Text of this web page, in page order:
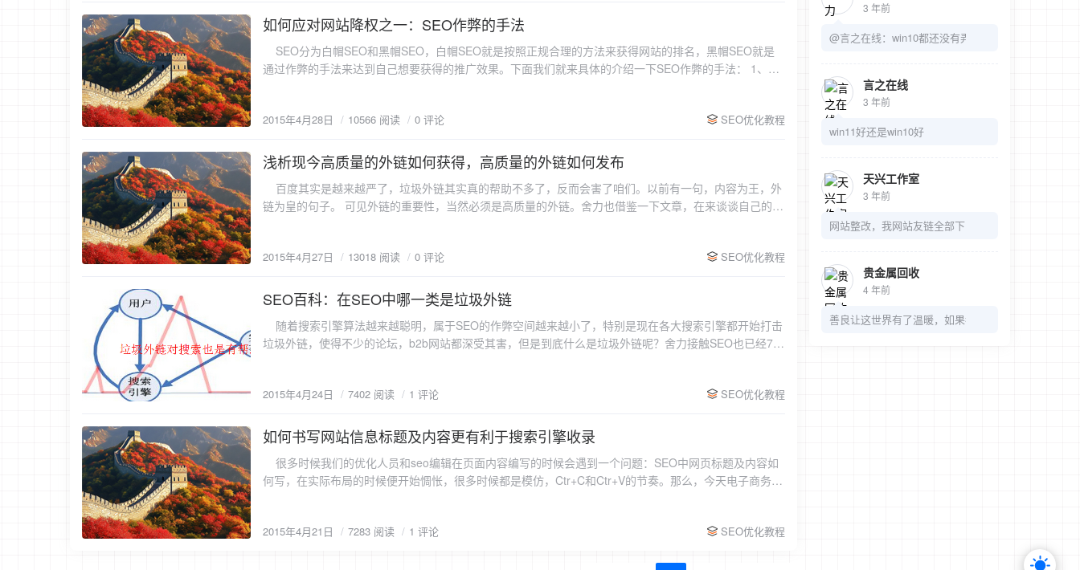
竞争对手的网站上寻找关键词：如果再无法想出关键词，那么不妨去同行竞争对手的网站寻找合适的关键
词；这里有一些关键词分析工具可以帮我们自动分析出这些扩展关键词。 10、各大搜索引擎拓展的关
键词：我们还可从搜索引擎搜索框和底部的相关搜索或则阿里巴巴里面同类产品的相关搜索里找合适的关
键词。
这些外链多数都是自动发布的，内容质量都十分低下，会被搜索引擎当成是垃圾外链从而导致网站降权。
链接代码。搜索引擎会将此视为是站长自己添加的友情链接，从而惩罚网站。这些恶意友情链接代码可以
在网站源文件里查找。 网站优化过度——一些站长急功近利，想迅速实现关键词排名，就会对网站进行
用黑帽SEO作弊（《如何应对网站降权之一：SEO作弊的手法》已经讲过作弊的方法了） 2、网站降权的
应对策略 一旦发现网站降权，我们不要惊慌失措，要冷静下来分析原因，然后再制定出合理的应对措施。
想想网站被降权前做了一些什么变动，是否有进行过改版，是否改写过TITLE标签。如果是因为进行了这
些改动而导致被降权，也不要再改回来，因为再改一次就意味着再变动一次，变动次数越多，搜索引擎越
反感。因此，从这次改动起网站就从此固定下来，不要再进行任何改动，可以将网站当成新的站点从新开
多，如果有这种情况，就撤销过度优化的一部分。先别再急着往文章里插入关键词和链接，先取消这些，
过SEO作弊行为，包括采集文章，大量的发布垃圾外链等等，如果有，赶紧将这些作弊行为撤消。 检
查网站挂马和非法广告问题——如果没有进行作弊，也没有过度优化，那么需要检查挂马和非法广告问
题，发现了就及时取消。不要添加一些和网站内容格格不入的信息广告，保持网站的整洁性和干净性，检
查网站程序是否有漏洞，如有漏洞，赶紧要程序员修补。我们以排除法将以上这些可能导致网站降权的行
外链。在惩罚期间，肯定很少人会愿意和我们交换友情链接，这时候我们只能发布其他高质量的链接方
工作以后，我们就只能静观其变等待百度重新收录。百度重新恢复时间不定，有可能个把月以后就恢复，
也有可能半年甚至一年都无法恢复。 所以还是应当防患于未然，不要为了早点实现效果而采用一些非正
常的手段，这样只会欲速不达，得不偿失。 相关阅读： 如何应对网站降权之一：SEO作弊的手法 如何应
对网站降权之二：网站的降权表现 如何应对网站降权之三：网站降权的原因及应对策略
中性的大幅度下降这就有降权的可能了。关键词排名平日里在搜索引擎上小幅度浮动是正常的，比如我原
本排名在首页的关键词掉到了第二页或则第三页，但是这种情况在所有关键词排名中出现的不多那就没有
关系。但是若十个上线的关键词里有七八个一下子从首页掉到了十几页之后或者消失不见，那么就有降权
的嫌疑了。 2、网站无收录或者收录大幅度减少——收录量也是衡量网站优化效果的重要因素之一。当
页面网址旁边的时间就是拍下照片的时间，相当于我们拍照片时显示在照片上的时间一样。权重高的网站
七天之隔。当搜索引擎数据缓存过慢的时候快照也有可能两三星期才更新，如果在其他排名和收录无变化
不在首页——我们之前有讲过，查询网站是否有在搜索引擎中收录的的方法就是在搜索框里输入（site:+域
名），正常情况下，网站首页肯定是在收录页面的第一位的。如果首页不在第一位就要考虑网站是否被搜
是抓住这几点基本就能断定网站被降权了。就像我们感冒，感冒有多种症状，但抓住主要几点症状就能确
定是感冒了。 相关阅读： 如何应对网站降权之一：SEO作弊的手法 如何应对网站降权之二：网站的降权
2015-4-28
如何应对网站降权之一：SEO作弊的手法
SEO分为白帽SEO和黑帽SEO，白帽SEO就是按照正规合理的方法来获得网站的排名，黑帽SEO就是
通过作弊的手法来达到自己想要获得的推广效果。下面我们就来具体的介绍一下SEO作弊的手法： 1、关
签、图片的alt属性中重复放入大量关键词；在网页页脚部分摆放上多个与之相关的目标关键词或者长尾关
页，目的是希望这些以不同关键词为目标的桥页在搜索引擎中得到好的排名。 通常是用软件自动生成大
量包含关键词的网页，然后从这些网页做自动转向到主页。目的是希望这些以不同关键词为目标的桥页在
搜索引擎中得到好的排名。当用户点击搜索结果的时候，会自动转到主页。有的时候是在桥页上放上一个
通往主页的链接，而不自动转向。 大部分情况下，这些桥页都是由软件生成的。你可以想象，生成的文
到。 常用手段：超小字号的文字；与背景同样颜色的文字；放在评论标签当中的文字；放在表格input
隐藏文字相似，但是区别是把关键词放在链接里面，而这个链接也是用户所看不到的。 5、隐藏页面
擎，网页就返回经过优化的网页版本。如果来访的是普通人，返回的是另外一个版本。 这种作弊方式，
通常用户无法发现。因为一旦你的浏览器去看这个网页，无论是在页面上还是在HTML源文件中，你所得
（deceptive redirects） 把用户访问的入口页面重定向至一个内容完全不同的页面，主要目的在于提升
目标网页的流量。 7、链接作弊（link buying） 购买链接：虽然在其他网站买广告是很正常的一件事，
作弊手段。在怎样区别正常广告和作弊手段之间有一个很模糊的界限。但是这样做的人自己心里很清楚。
如果你的网站被认为是通过购买链接来作弊，也没办法去和搜索引擎去争辩。因为搜索引擎的决定就是最
后的决定。当然更严重的是，如果你的网站是出卖链接的那个网站，你的麻烦就更大了。 链接工厂(link
面它可得到来自该系统中所有网页的链接，同时作为交换它需要“奉献”自己的链接，籍此方法来提升链接
还是无意，“链接工厂”中的所有站点都难逃干系。 交叉链接：大量的交叉着去交换链接，这样的后果就
2015年4月28日 10566 阅读 0 评论 SEO优化教程
2015-4-27
浅析现今高质量的外链如何获得，高质量的外链如何发布
百度其实是越来越严了，垃圾外链其实真的帮助不多了，反而会害了咱们。以前有一句，内容为王，外
链为皇的句子。 可见外链的重要性，当然必须是高质量的外链。舍力也借鉴一下文章，在来谈谈自己的感
定不会通过的，如果是原创的还没有通过，那就看看文章的内容吧。开博客也算是练习自己写作功底的一
稿是个很好的方法。 2、外链的广泛性和相关性。 先说相关性吧，我们首先要做的是找相关行业的地方
找外链，如果咱是网络的博客，我去卖五金的网站弄外链，这样外链的质量肯定要打折扣的，上面说的是
投稿获取外链，之后我们就需要去相关的博客，类型的网站去交换友链，去相关论坛去做外链。 论坛也是
相当不错获得外链的地方。而且一定要重视。 论坛外链注重的是精，比如：你在论坛发个帖帖子标题简
就是外链的广泛性了，简单来说就是不要总在一个地方发外链，要多元化，有博客的，论坛的，行业的等
公司，大概有100多个B2B型的网站发布信息，这类网站都有每天文章刷新的功能，每天到公司就是所有
于网站链接的控制也很松，是很好操作又很有效果的地方。 4、博客和软文带来的收获。 博客不用说
了，新浪，果壳等网站的博客，权重都高的吓人，我们要结合博客的文章也就是我们的软文带出来我们的
随意采集更新些文章，博客有些时间和权重之后，慢慢增加一些外链，方法也是相当好的，而且可以输出
很高质量的外链。 不管是做高质量的外链还是内链，软文的质量和写作都是我们必备的，因为这个影响
真的很大，其实这个也就是多写就OK了。 还有就是现在比较流行的SNS外链，例如微博，轻博客之类
2015年4月27日 13018 阅读 0 评论 SEO优化教程
2015-4-24
SEO百科：在SEO中哪一类是垃圾外链
随着搜索引擎算法越来越聪明，属于SEO的作弊空间越来越小了，特别是现在各大搜索引擎都开始打击
垃圾外链，使得不少的论坛，b2b网站都深受其害，但是到底什么是垃圾外链呢？舍力接触SEO也已经7、
么呢？那么小编以为，垃圾外链多种多样，随着搜索引擎算法的不断更新，垃圾外链涉及的范围也会越来
探讨一下： 那垃圾链接具体有哪些特征： 1.主要是出现在论坛博客，供求信息页、视频页等一些评论和留
言中，这些无贡献值 2.自动生成随意采集文章/帖子页面内容穿插一些链接。 3.页面的标题和文章描述并
不符合网页输出的链接。 4.自动评论和顶贴软件生成的链接，例如： 论坛顶贴机 博客群发软件。 长期的
获得流量的方法： 1.提供有价值内容及链接指向，对搜索引擎和用户都有用， 2.使用工具从长期来看害处
大新闻源也是不再带外链的原因吧。
2015年4月24日 7402 阅读 1 评论 SEO优化教程
2015-4-21
如何书写网站信息标题及内容更有利于搜索引擎收录
很多时候我们的优化人员和seo编辑在页面内容编写的时候会遇到一个问题：SEO中网页标题及内容如
何写，在实际布局的时候便开始惆怅，很多时候都是模仿，Ctr+C和Ctr+V的节奏。那么，今天电子商务博
目名称_网站名称/栏目的概括，加一些长尾词。 内容页：内容标题(表达一个确切的用户需求点)__网站名
2015年4月21日 7283 阅读 1 评论 SEO优化教程
3 年前
@言之在线：win10都还没有弄明白呢
言之在线
3 年前
win11好还是win10好
天兴工作室
3 年前
网站整改，我网站友链全部下了，麻烦我的链接也可
贵金属回收
4 年前
善良让这世界有了温暖，如果都是冷漠，那多无趣